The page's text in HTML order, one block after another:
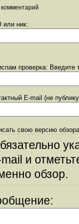
ник:
проверка: Введите
E-mail (не
свою версию
и
обзор.